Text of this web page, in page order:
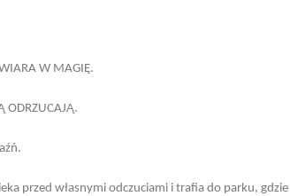
W MAGIĘ.
ODRZUCAJĄ.
przed własnymi odczuciami i trafia do parku,